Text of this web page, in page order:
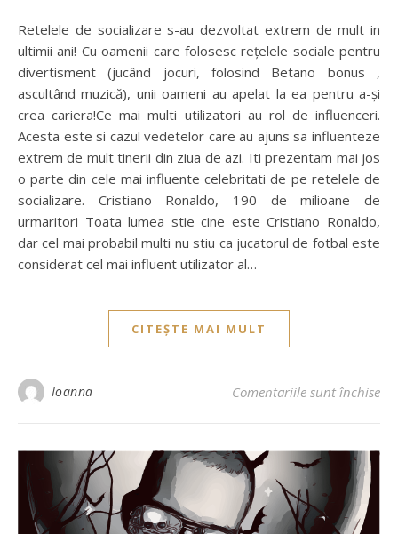
Retelele de socializare s-au dezvoltat extrem de mult in
ultimii ani! Cu oamenii care folosesc rețelele sociale pentru
divertisment (jucând jocuri, folosind Betano bonus ,
ascultând muzică), unii oameni au apelat la ea pentru a-și
crea cariera!Ce mai multi utilizatori au rol de influenceri.
Acesta este si cazul vedetelor care au ajuns sa influenteze
extrem de mult tinerii din ziua de azi. Iti prezentam mai jos
o parte din cele mai influente celebritati de pe retelele de
socializare. Cristiano Ronaldo, 190 de milioane de
urmaritori Toata lumea stie cine este Cristiano Ronaldo,
dar cel mai probabil multi nu stiu ca jucatorul de fotbal este
considerat cel mai influent utilizator al…
CITEȘTE MAI MULT
Ioanna Comentariile sunt închise